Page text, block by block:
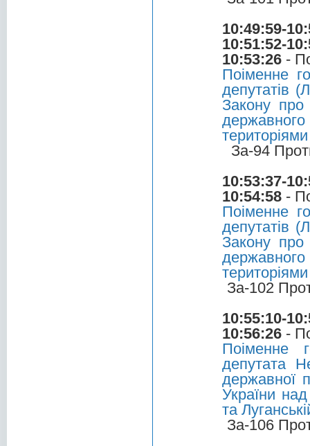
10:49:59-
10:51:52-
10:53:26 -
Поіменне
депутатів
Закону про
державного
За-94
10:53:37-
10:54:58 -
Поіменне
депутатів
Закону про
державного
За-102
10:55:10-
10:56:26 -
Поіменне
депутата
державної
України
та
За-106